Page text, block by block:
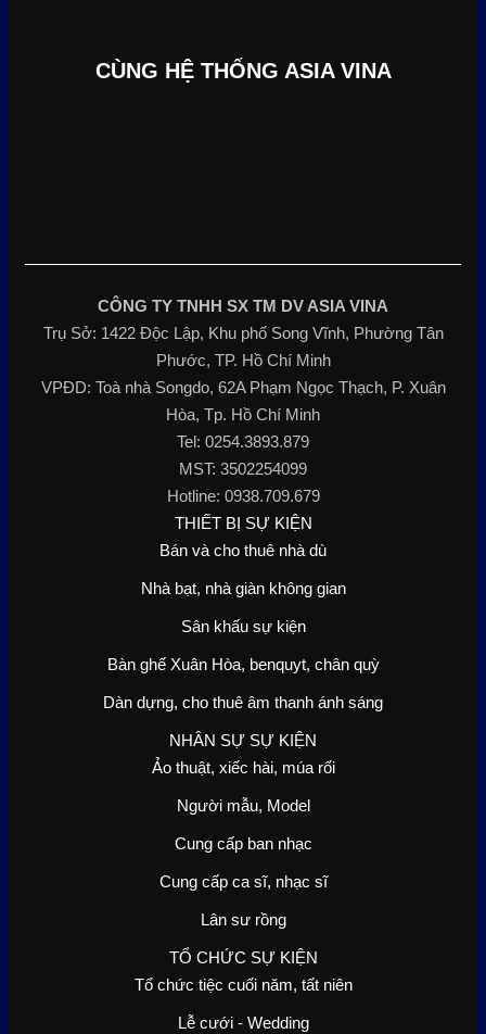
CÙNG HỆ THỐNG ASIA VINA
CÔNG TY TNHH SX TM DV ASIA VINA
Trụ Sở: 1422 Độc Lập, Khu phố Song Vĩnh, Phường Tân
Phước, TP. Hồ Chí Minh
VPĐD: Toà nhà Songdo, 62A Phạm Ngọc Thạch, P. Xuân
Hòa, Tp. Hồ Chí Minh
Tel: 0254.3893.879
MST: 3502254099
Hotline: 0938.709.679
THIẾT BỊ SỰ KIỆN
Bán và cho thuê nhà dù
Nhà bạt, nhà giàn không gian
Sân khấu sự kiện
Bàn ghế Xuân Hòa, benquyt, chân quỳ
Dàn dựng, cho thuê âm thanh ánh sáng
NHÂN SỰ SỰ KIỆN
Ảo thuật, xiếc hài, múa rối
Người mẫu, Model
Cung cấp ban nhạc
Cung cấp ca sĩ, nhạc sĩ
Lân sư rồng
TỔ CHỨC SỰ KIỆN
Tổ chức tiệc cuối năm, tất niên
Lễ cưới - Wedding